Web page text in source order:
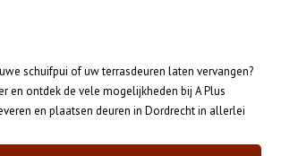
schuifpui of uw terrasdeuren laten vervangen?
en ontdek de vele mogelijkheden bij A Plus
en plaatsen deuren in Dordrecht in allerlei